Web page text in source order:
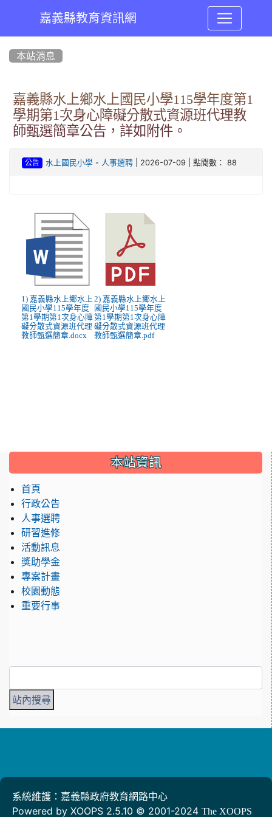
嘉義縣教育資訊網
本站消息
嘉義縣水上鄉水上國民小學115學年度第1
學期第1次身心障礙分散式資源班代理教
師甄選簡章公告，詳如附件。
公告 水上國民小學- 人事選聘| 2026-07-09 | 點閱數： 88
1) 嘉義縣水上鄉水上
國民小學115學年度
第1學期第1次身心障
礙分散式資源班代理
教師甄選簡章.docx
2) 嘉義縣水上鄉水上
國民小學115學年度
第1學期第1次身心障
礙分散式資源班代理
教師甄選簡章.pdf
::: 本站資訊
首頁
行政公告
人事選聘
研習進修
活動訊息
獎助學金
專案計畫
校園動態
重要行事
系統維護：嘉義縣政府教育網路中心
Powered by XOOPS 2.5.10 © 2001-2024 The XOOPS